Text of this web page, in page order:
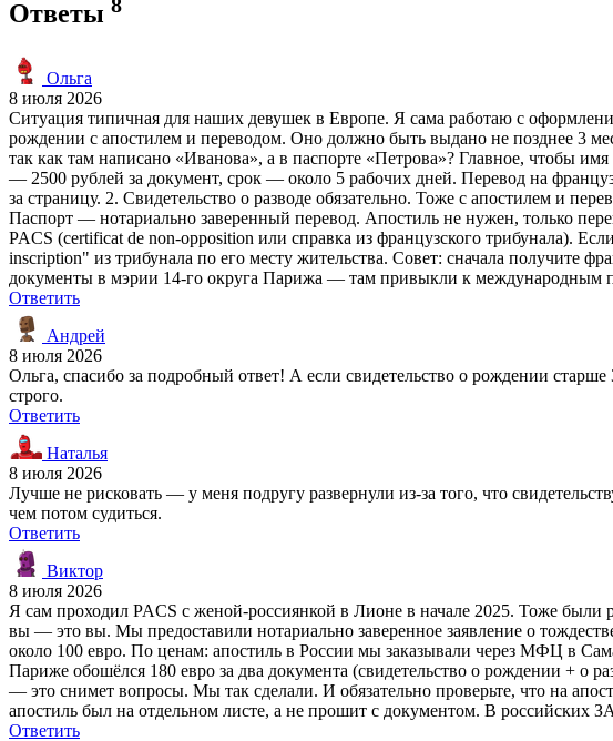
Ответы
Ольга
8 июля 2026
Ситуация типичная для наших девушек в Европе. Я сама работаю с
рождении с апостилем и переводом. Оно должно быть выдано не позднее 3
так как там написано «Иванова», а в паспорте «Петрова»? Главное, чтобы
— 2500 рублей за документ, срок — около 5 рабочих дней. Перевод на
за страницу. 2. Свидетельство о разводе обязательно. Тоже с апостилем и
Паспорт — нотариально заверенный перевод. Апостиль не нужен, только
PACS (certificat de non-opposition или справка из французского трибунала).
inscription" из трибунала по его месту жительства. Совет: сначала получите
документы в мэрии 14-го округа Парижа — там привыкли к международным
Ответить
Андрей
8 июля 2026
Ольга, спасибо за подробный ответ! А если свидетельство о рождении
строго.
Ответить
Наталья
8 июля 2026
Лучше не рисковать — у меня подругу развернули из-за того, что
чем потом судиться.
Ответить
Виктор
8 июля 2026
Я сам проходил PACS с женой-россиянкой в Лионе в начале 2025. Тоже
вы — это вы. Мы предоставили нотариально заверенное заявление о
около 100 евро. По ценам: апостиль в России мы заказывали через МФЦ в
Париже обошёлся 180 евро за два документа (свидетельство о рождении + о
— это снимет вопросы. Мы так сделали. И обязательно проверьте, что на
апостиль был на отдельном листе, а не прошит с документом. В российских
Ответить